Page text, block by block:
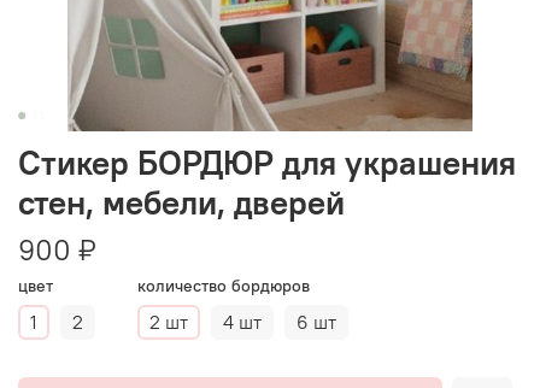
Стикер БОРДЮР для украшения
стен, мебели, дверей
900 ₽
цвет
1 2
количество бордюров
2 шт 4 шт 6 шт